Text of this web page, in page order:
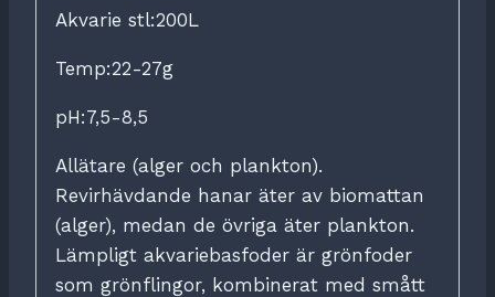
Akvarie stl:200L
Temp:22-27g
pH:7,5-8,5
Allätare (alger och plankton).
Revirhävdande hanar äter av biomattan
(alger), medan de övriga äter plankton.
Lämpligt akvariebasfoder är grönfoder
som grönflingor, kombinerat med smått